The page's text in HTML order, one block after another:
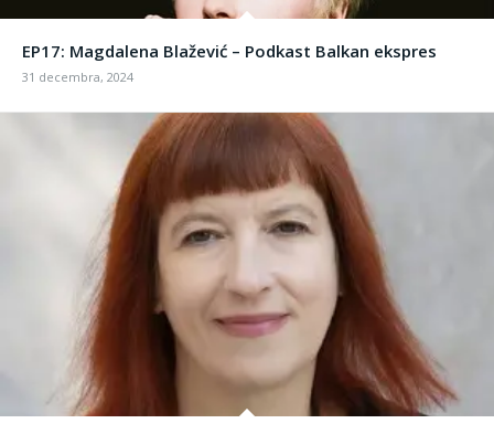
EP17: Magdalena Blažević – Podkast Balkan ekspres
31 decembra, 2024